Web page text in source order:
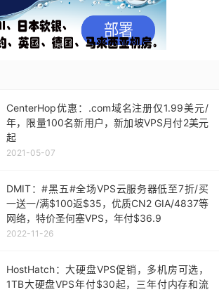
CenterHop优惠：.com域名注册仅1.99美元/
年，限量100名新用户，新加坡VPS月付2美元
起
2021-05-07
DMIT：#黑五#全场VPS云服务器低至7折/买
一送一/满$100返$35，优质CN2 GIA/4837等
网络，特价圣何塞VPS，年付$36.9
2022-11-26
HostHatch：大硬盘VPS促销，多机房可选，
1TB大硬盘VPS年付$30起，三年付内存和流